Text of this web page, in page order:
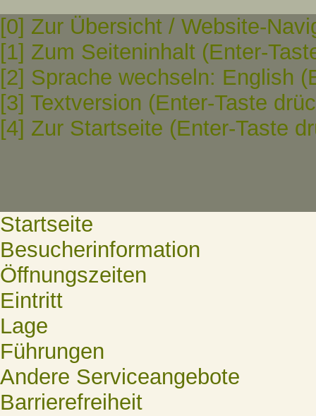
[0] Zur Übersicht / Website-
[1] Zum Seiteninhalt (Enter-
[2] Sprache wechseln: English
[3] Textversion (Enter-Taste
[4] Zur Startseite (Enter-Taste
Startseite
Besucherinformation
Öffnungszeiten
Eintritt
Lage
Führungen
Andere Serviceangebote
Barrierefreiheit